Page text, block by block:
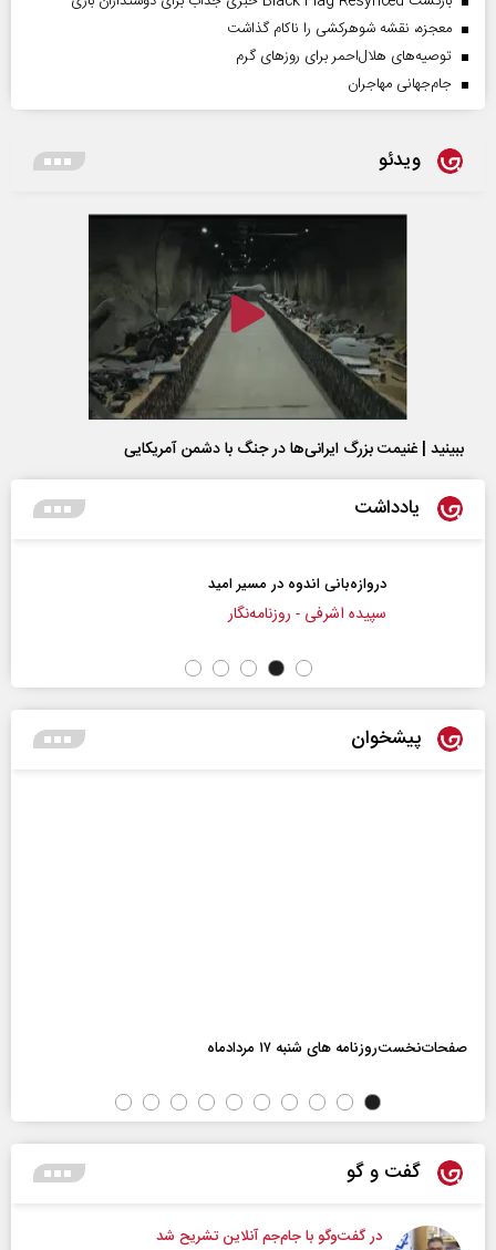
معجزه، نقشه شوهرکشی را ناکام گذاشت
توصیه‌های هلال‌احمر برای روز‌های گرم
جام‌جهانی مهاجران
ویدئو
ببینید | غنیمت بزرگ ایرانی‌ها در جنگ با دشمن آمریکایی
یادداشت
دروازه‌بانی اندوه در مسیر امید
سپیده اشرفی - روزنامه‌نگار
پیشخوان
صفحات‌نخست‌روزنامه ها‌ی شنبه ۱۷ مردادماه
گفت و گو
در گفت‌و‌گو با جام‌جم آنلاین تشریح شد